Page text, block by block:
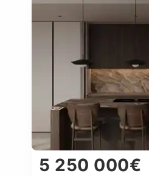
5 250 000€